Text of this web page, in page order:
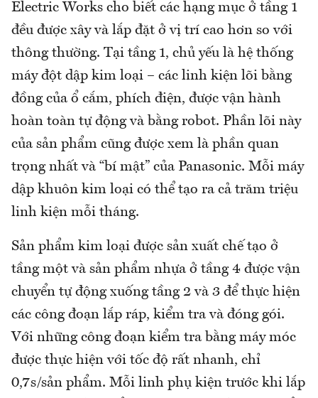
Electric Works cho biết các hạng mục ở tầng 1
đều được xây và lắp đặt ở vị trí cao hơn so với
thông thường. Tại tầng 1, chủ yếu là hệ thống
máy đột dập kim loại – các linh kiện lõi bằng
đồng của ổ cắm, phích điện, được vận hành
hoàn toàn tự động và bằng robot. Phần lõi này
của sản phẩm cũng được xem là phần quan
trọng nhất và “bí mật” của Panasonic. Mỗi máy
dập khuôn kim loại có thể tạo ra cả trăm triệu
linh kiện mỗi tháng.
Sản phẩm kim loại được sản xuất chế tạo ở
tầng một và sản phẩm nhựa ở tầng 4 được vận
chuyển tự động xuống tầng 2 và 3 để thực hiện
các công đoạn lắp ráp, kiểm tra và đóng gói.
Với những công đoạn kiểm tra bằng máy móc
được thực hiện với tốc độ rất nhanh, chỉ
0,7s/sản phẩm. Mỗi linh phụ kiện trước khi lắp